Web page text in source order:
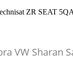
ZR SEAT
VW Sharan